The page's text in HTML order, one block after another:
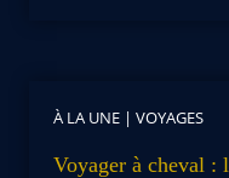
À LA UNE | VOYAGES
Voyager à cheval :